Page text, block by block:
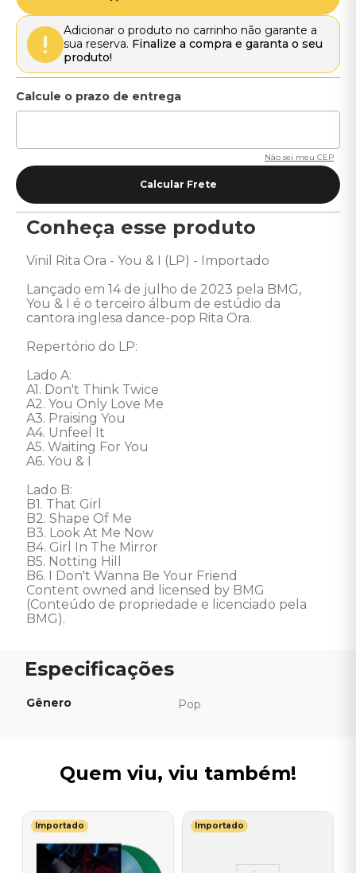
Adicionar o produto no carrinho não garante a
sua reserva. Finalize a compra e garanta o seu
produto!
Não sei meu CEP
Conheça esse produto
Vinil Rita Ora - You & I (LP) - Importado
Lançado em 14 de julho de 2023 pela BMG,
You & I é o terceiro álbum de estúdio da
cantora inglesa dance-pop Rita Ora.
Repertório do LP:
Lado A:
A1. Don't Think Twice
A2. You Only Love Me
A3. Praising You
A4. Unfeel It
A5. Waiting For You
A6. You & I
Lado B:
B1. That Girl
B2. Shape Of Me
B3. Look At Me Now
B4. Girl In The Mirror
B5. Notting Hill
B6. I Don't Wanna Be Your Friend
Content owned and licensed by BMG
(Conteúdo de propriedade e licenciado pela
BMG).
Gênero Pop
Quem viu, viu também!
Importado Importado